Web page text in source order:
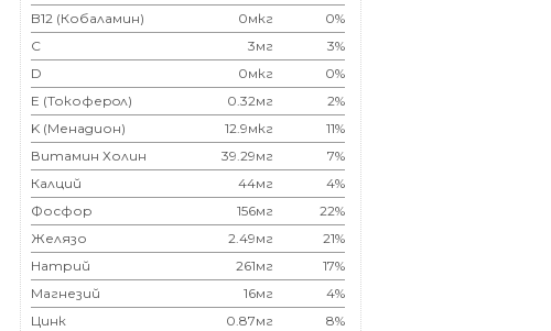
B12 (Кобаламин)
0мкг
0%
C
3мг
3%
D
0мкг
0%
E (Токоферoл)
0.32мг
2%
K (Менадион)
12.9мкг
11%
Витамин Холин
39.29мг
7%
Калций
44мг
4%
Фосфор
156мг
22%
Желязо
2.49мг
21%
Натрий
261мг
17%
Магнезий
16мг
4%
Цинк
0.87мг
8%